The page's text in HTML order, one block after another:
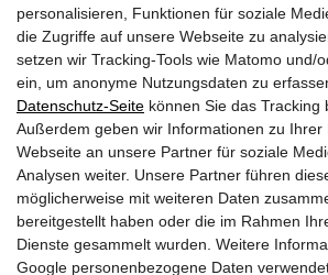
personalisieren, Funktionen für soziale
die Zugriffe auf unsere Webseite zu
setzen wir Tracking-Tools wie Matomo und/
ein, um anonyme Nutzungsdaten zu
Datenschutz-Seite können Sie das Tracking
Außerdem geben wir Informationen zu Ihrer
Webseite an unsere Partner für soziale
Analysen weiter. Unsere Partner führen
möglicherweise mit weiteren Daten
bereitgestellt haben oder die im Rahmen
Dienste gesammelt wurden. Weitere
Google personenbezogene Daten
SIGA Services AG
Tel.: +41 41 496 62 00
E-Mail:academy@siga.swiss
Website
Kosten:
130,00 EUR pro Person (exkl. MwSt.)